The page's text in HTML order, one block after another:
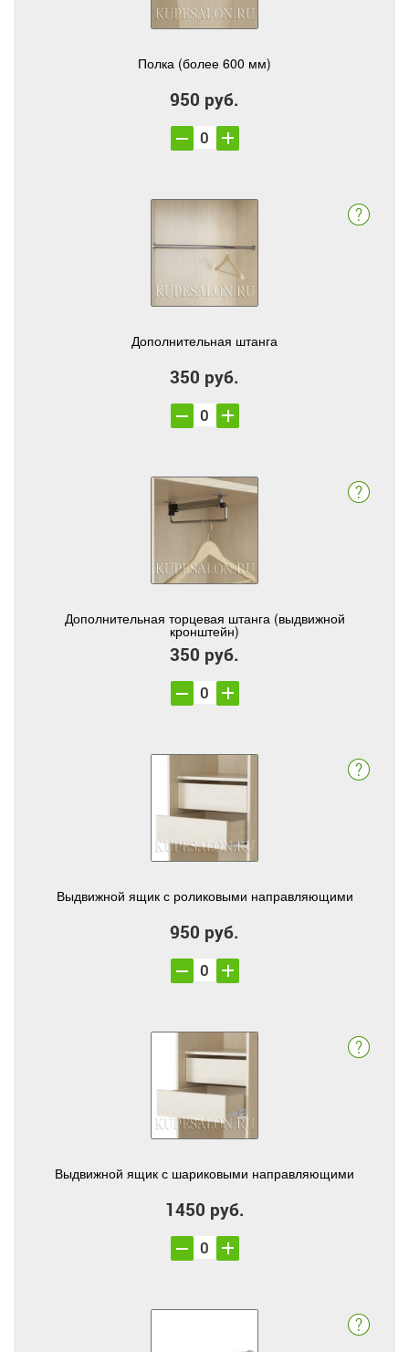
Полка (более 600 мм)
950 руб.
Дополнительная штанга
350 руб.
Дополнительная торцевая штанга (выдвижной
кронштейн)
350 руб.
Выдвижной ящик с роликовыми направляющими
950 руб.
Выдвижной ящик с шариковыми направляющими
1450 руб.